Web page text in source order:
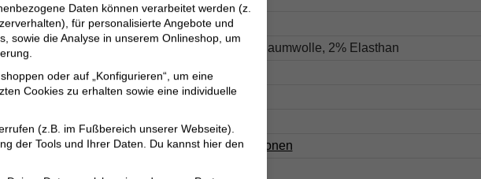
Muster:
Unifarben
Obermaterial: 98% Baumwolle, 2% Elasthan
Typ:
Casual
Länge:
Knöchellang
Hersteller:
Herstellerinformationen
Daten können verarbeitet werden (z.
für personalisierte Angebote und
sowie die Analyse in unserem Onlineshop, um
oder auf „Konfigurieren“, um eine
Cookies zu erhalten sowie eine individuelle
(z.B. im Fußbereich unserer Webseite).
der Tools und Ihrer Daten. Du kannst hier den